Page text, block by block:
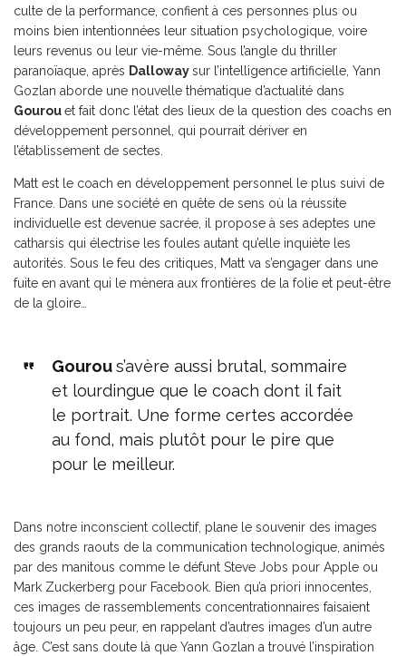
culte de la performance, confient à ces personnes plus ou
moins bien intentionnées leur situation psychologique, voire
leurs revenus ou leur vie-même. Sous l’angle du thriller
paranoïaque, après Dallowaysur l’intelligence artificielle, Yann
Gozlan aborde une nouvelle thématique d’actualité dans
Gourouet fait donc l’état des lieux de la question des coachs en
développement personnel, qui pourrait dériver en
l’établissement de sectes.
Matt est le coach en développement personnel le plus suivi de
France. Dans une société en quête de sens où la réussite
individuelle est devenue sacrée, il propose à ses adeptes une
catharsis qui électrise les foules autant qu’elle inquiète les
autorités. Sous le feu des critiques, Matt va s’engager dans une
fuite en avant qui le mènera aux frontières de la folie et peut-être
de la gloire…
Gourous’avère aussi brutal, sommaire
et lourdingue que le coach dont il fait
le portrait. Une forme certes accordée
au fond, mais plutôt pour le pire que
pour le meilleur.
Dans notre inconscient collectif, plane le souvenir des images
des grands raouts de la communication technologique, animés
par des manitous comme le défunt Steve Jobs pour Apple ou
Mark Zuckerberg pour Facebook. Bien qu’a priori innocentes,
ces images de rassemblements concentrationnaires faisaient
toujours un peu peur, en rappelant d’autres images d’un autre
âge. C’est sans doute là que Yann Gozlan a trouvé l’inspiration